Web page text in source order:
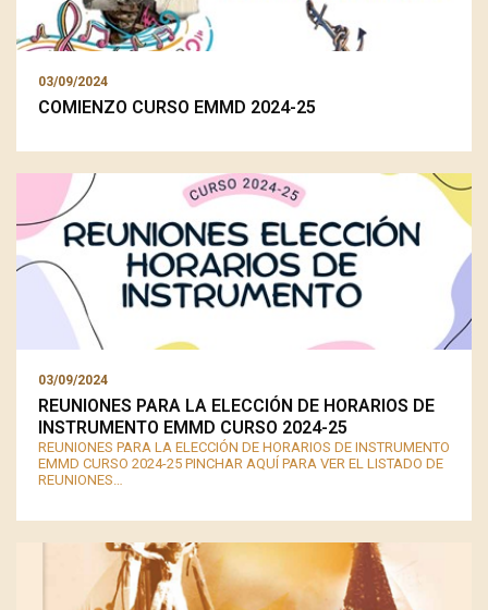
03/09/2024
COMIENZO CURSO EMMD 2024-25
03/09/2024
REUNIONES PARA LA ELECCIÓN DE HORARIOS DE
INSTRUMENTO EMMD CURSO 2024-25
REUNIONES PARA LA ELECCIÓN DE HORARIOS DE INSTRUMENTO
EMMD CURSO 2024-25 PINCHAR AQUÍ PARA VER EL LISTADO DE
REUNIONES…